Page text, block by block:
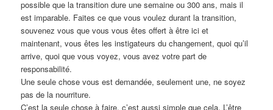
possible que la transition dure une semaine ou 300 ans, mais il
est imparable. Faites ce que vous voulez durant la transition,
souvenez vous que vous vous êtes offert à être ici et
maintenant, vous êtes les instigateurs du changement, quoi qu’il
arrive, quoi que vous voyez, vous avez votre part de
responsabilité.
Une seule chose vous est demandée, seulement une, ne soyez
pas de la nourriture.
C’est la seule chose à faire, c’est aussi simple que cela. L’être